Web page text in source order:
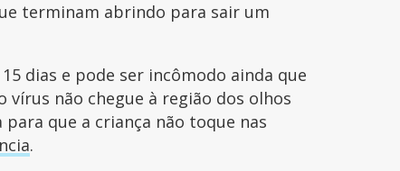
terminam abrindo para sair um
dias e pode ser incômodo ainda que
vírus não chegue à região dos olhos
que a criança não toque nas
.